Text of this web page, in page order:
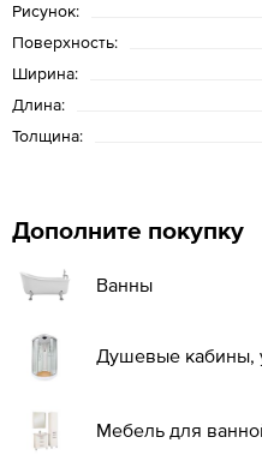
Рисунок:
Поверхность:
Ширина:
Длина:
Толщина:
Дополните покупку
Ванны
Душевые кабины,
Мебель для